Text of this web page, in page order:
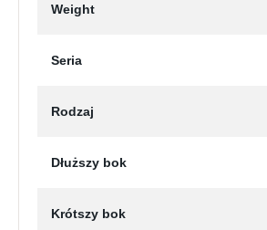
Weight
Seria
Rodzaj
Dłuższy bok
Krótszy bok